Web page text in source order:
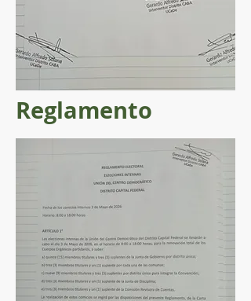
Reglamento